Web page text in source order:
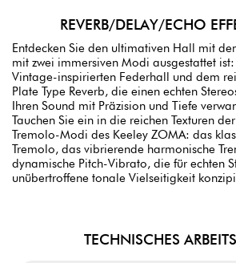
REVERB/DELAY/ECHO
Entdecken Sie den ultimativen Hall mit
mit zwei immersiven Modi ausgestattet
Vintage-inspirierten Federhall und dem
Plate Type Reverb, die einen echten
Ihren Sound mit Präzision und Tiefe
Tauchen Sie ein in die reichen Texturen
Tremolo-Modi des Keeley ZOMA: das
Tremolo, das vibrierende harmonische
dynamische Pitch-Vibrato, die für echten
unübertroffene tonale Vielseitigkeit
TECHNISCHES